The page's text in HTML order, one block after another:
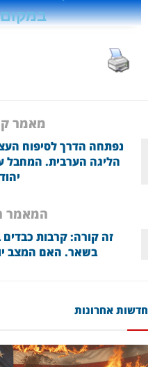
מאמר
נפתחה הדרך לסיפוח
הליגה הערבית. המחבל
המאמר
זה קורה: קרבות
בשאר. האם המצב
חדשות אחרונות